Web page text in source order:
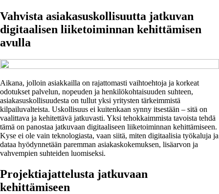
Vahvista asiakasuskollisuutta jatkuvan
digitaalisen liiketoiminnan kehittämisen
avulla
Aikana, jolloin asiakkailla on rajattomasti vaihtoehtoja ja korkeat
odotukset palvelun, nopeuden ja henkilökohtaisuuden suhteen,
asiakasuskollisuudesta on tullut yksi yritysten tärkeimmistä
kilpailuvalteista. Uskollisuus ei kuitenkaan synny itsestään – sitä on
vaalittava ja kehitettävä jatkuvasti. Yksi tehokkaimmista tavoista tehdä
tämä on panostaa jatkuvaan digitaaliseen liiketoiminnan kehittämiseen.
Kyse ei ole vain teknologiasta, vaan siitä, miten digitaalisia työkaluja ja
dataa hyödynnetään paremman asiakaskokemuksen, lisäarvon ja
vahvempien suhteiden luomiseksi.
Projektiajattelusta jatkuvaan
kehittämiseen